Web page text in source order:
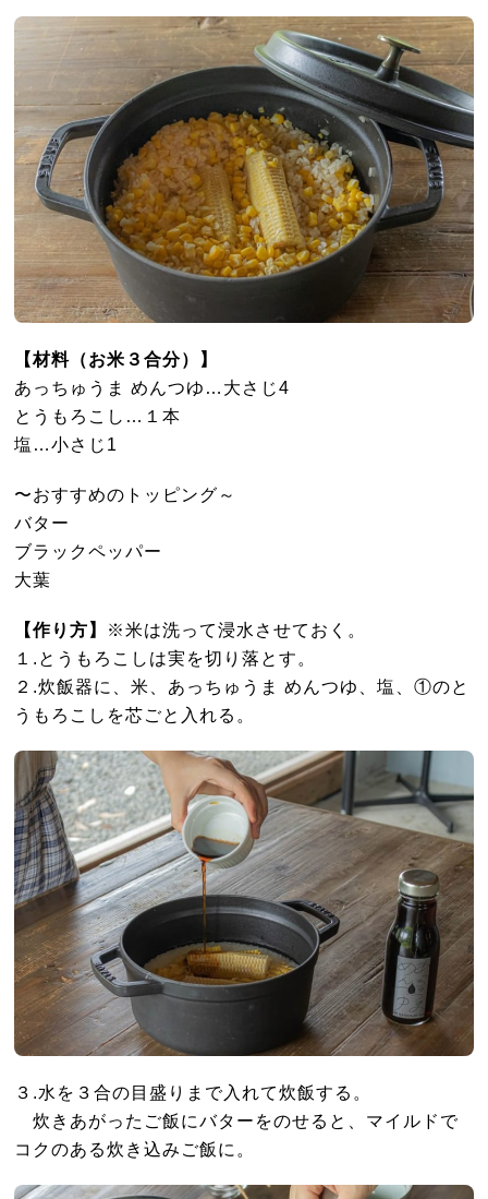
【材料（お米３合分）】
あっちゅうま めんつゆ…大さじ4
とうもろこし…１本
塩…小さじ1
〜おすすめのトッピング～
バター
ブラックペッパー
大葉
【作り方】 ※米は洗って浸水させておく。
１.とうもろこしは実を切り落とす。
２.炊飯器に、米、あっちゅうま めんつゆ、塩、①のと
うもろこしを芯ごと入れる。
３.水を３合の目盛りまで入れて炊飯する。
炊きあがったご飯にバターをのせると、マイルドで
コクのある炊き込みご飯に。